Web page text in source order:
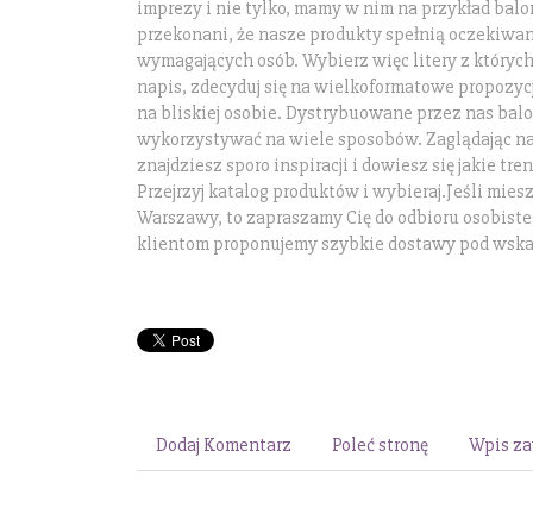
imprezy i nie tylko, mamy w nim na przykład
przekonani, że nasze produkty spełnią
wymagających osób. Wybierz więc litery z
napis, zdecyduj się na wielkoformatowe
na bliskiej osobie. Dystrybuowane przez nas
wykorzystywać na wiele sposobów. Zaglądając
znajdziesz sporo inspiracji i dowiesz się jakie
Przejrzyj katalog produktów i wybieraj.Jeśli
Warszawy, to zapraszamy Cię do odbioru
klientom proponujemy szybkie dostawy pod
Dodaj Komentarz Poleć stronę Wpis